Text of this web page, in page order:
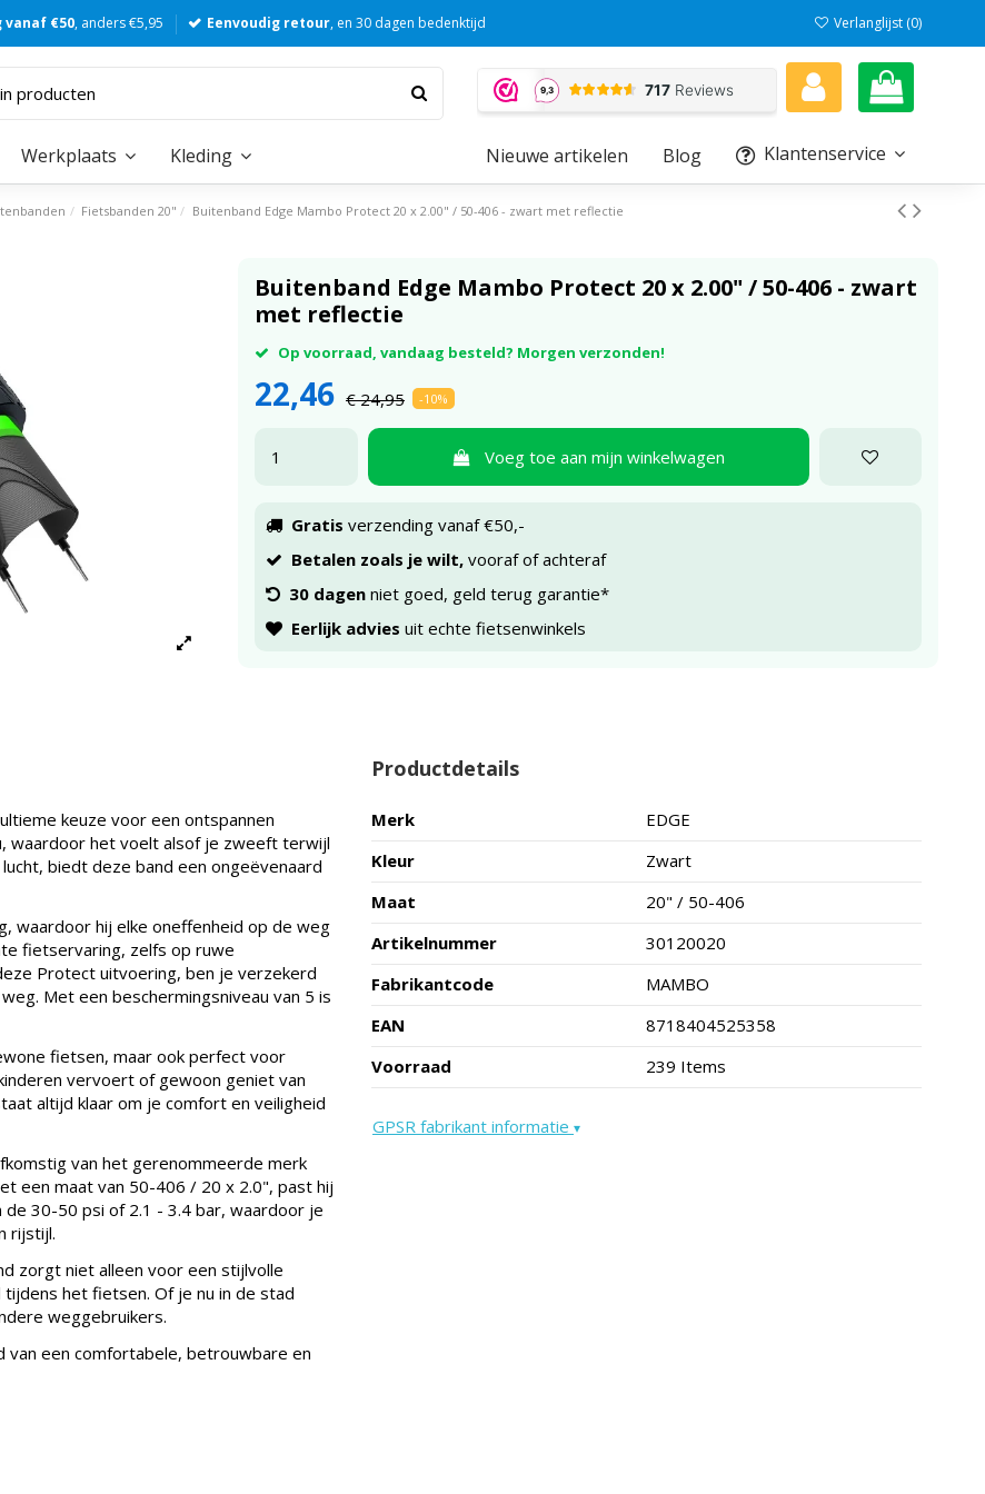
vanaf €50, anders €5,95 Eenvoudig retour, en 30 dagen bedenktijd Verlanglijst (0)
Werkplaats Kleding Klantenservice
Blog
Nieuwe artikelen
Fietsbanden 20" Buitenband Edge Mambo Protect 20 x 2.00" / 50-406 - zwart met reflectie
Buitenband Edge Mambo Protect 20 x 2.00" / 50-406 - zwart
met reflectie
Op voorraad, vandaag besteld? Morgen verzonden!
22,46 € 24,95 -10%
Voeg toe aan mijn winkelwagen
Gratis verzending vanaf €50,-
Betalen zoals je wilt,vooraf of achteraf
30 dagenniet goed, geld terug garantie*
Eerlijk advies uit echte fietsenwinkels
keuze voor een ontspannen
waardoor het voelt alsof je zweeft terwijl
biedt deze band een ongeëvenaard
waardoor hij elke oneffenheid op de weg
fietservaring, zelfs op ruwe
Protect uitvoering, ben je verzekerd
Met een beschermingsniveau van 5 is
fietsen, maar ook perfect voor
vervoert of gewoon geniet van
altijd klaar om je comfort en veiligheid
van het gerenommeerde merk
een maat van 50-406 / 20 x 2.0", past hij
30-50 psi of 2.1 - 3.4 bar, waardoor je
rijstijl.
zorgt niet alleen voor een stijlvolle
het fietsen. Of je nu in de stad
weggebruikers.
een comfortabele, betrouwbare en
Productdetails
Merk
EDGE
Kleur
Zwart
Maat
20" / 50-406
Artikelnummer
30120020
Fabrikantcode
MAMBO
EAN
8718404525358
Voorraad
239 Items
GPSR fabrikant informatie ▾